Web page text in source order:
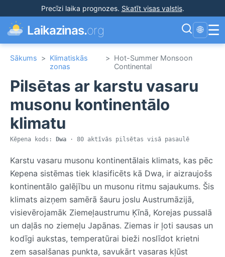
Precīzi laika prognozes. Skatīt visas valstis.
Laikazinas.org 🌐 ☰
Sākums > Klimatiskās
zonas
> Hot-Summer Monsoon
Continental
Pilsētas ar karstu vasaru
musonu kontinentālo
klimatu
Kēpena kods: Dwa · 80 aktīvās pilsētas visā pasaulē
Karstu vasaru musonu kontinentālais klimats, kas pēc
Kepena sistēmas tiek klasificēts kā Dwa, ir aizraujošs
kontinentālo galējību un musonu ritmu sajaukums. Šis
klimats aizņem samērā šauru joslu Austrumāzijā,
visievērojamāk Ziemeļaustrumu Ķīnā, Korejas pussalā
un daļās no ziemeļu Japānas. Ziemas ir ļoti sausas un
kodīgi aukstas, temperatūrai bieži noslīdot krietni
zem sasalšanas punkta, savukārt vasaras kļūst